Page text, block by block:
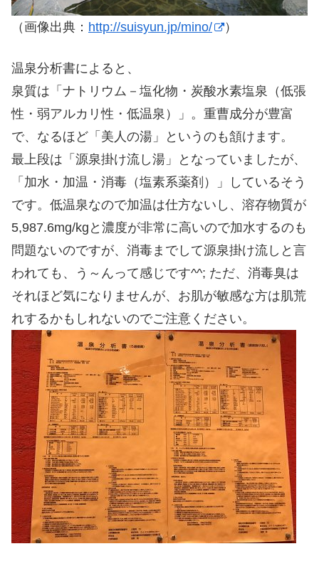
（画像出典： http://suisyun.jp/mino/ ）
温泉分析書によると、
泉質は「ナトリウム－塩化物・炭酸水素塩泉（低張
性・弱アルカリ性・低温泉）」。重曹成分が豊富
で、なるほど「美人の湯」というのも頷けます。
最上段は「源泉掛け流し湯」となっていましたが、
「加水・加温・消毒（塩素系薬剤）」しているそう
です。低温泉なので加温は仕方ないし、溶存物質が
5,987.6mg/kgと濃度が非常に高いので加水するのも
問題ないのですが、消毒までして源泉掛け流しと言
われても、う～んって感じです^^; ただ、消毒臭は
それほど気になりませんが、お肌が敏感な方は肌荒
れするかもしれないのでご注意ください。